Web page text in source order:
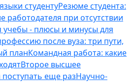
студентуРезюме студента:
работодателя при отсутствии
учебы - плюсы и минусы для
после вуза: три пути,
планКомандная работа: какие
Второе высшее
еще разНаучно-